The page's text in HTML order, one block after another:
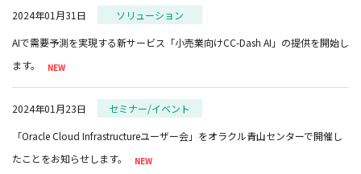
2024年01月31日
ソリューション
AIで需要予測を実現する新サービス「小売業向けCC-Dash AI」の提供を開始し
ます。
2024年01月23日
セミナー/イベント
「Oracle Cloud Infrastructureユーザー会」をオラクル青山センターで開催し
たことをお知らせします。